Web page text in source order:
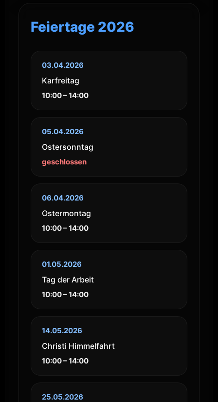
Feiertage 2026
03.04.2026
Karfreitag
10:00 – 14:00
05.04.2026
Ostersonntag
geschlossen
06.04.2026
Ostermontag
10:00 – 14:00
01.05.2026
Tag der Arbeit
10:00 – 14:00
14.05.2026
Christi Himmelfahrt
10:00 – 14:00
25.05.2026